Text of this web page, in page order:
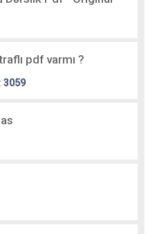
pdf varmı ?
3059